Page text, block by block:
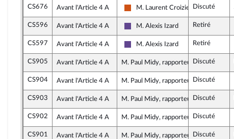
CS676 Avant l'Article 4 A
Démocrate (MoDem et
M. Laurent Croizier Discuté
CS596 Avant l'Article 4 A
Renaissance
M. Alexis Izard Retiré
CS597 Avant l'Article 4 A
Renaissance
M. Alexis Izard Retiré
CS905 Avant l'Article 4 A M. Paul Midy, rapporteur Discuté
CS904 Avant l'Article 4 A M. Paul Midy, rapporteur Discuté
CS903 Avant l'Article 4 A M. Paul Midy, rapporteur Discuté
CS902 Avant l'Article 4 A M. Paul Midy, rapporteur Discuté
CS901 Avant l'Article 4 A M. Paul Midy, rapporteur Discuté